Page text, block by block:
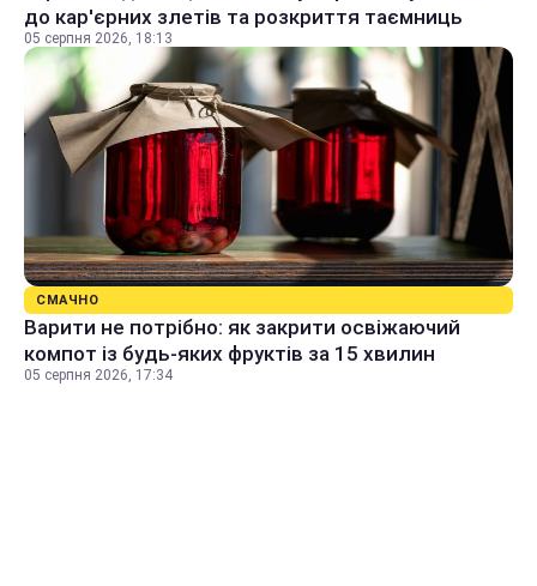
до кар'єрних злетів та розкриття таємниць
05 серпня 2026, 18:13
СМАЧНО
Варити не потрібно: як закрити освіжаючий
компот із будь-яких фруктів за 15 хвилин
05 серпня 2026, 17:34